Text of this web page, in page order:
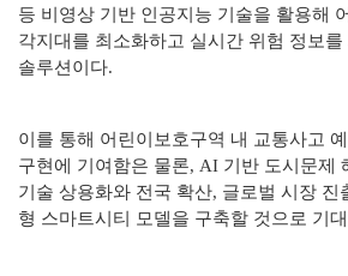
등 비영상 기반 인공지능 기술을 활용해
각지대를 최소화하고 실시간 위험 정보를
솔루션이다.
이를 통해 어린이보호구역 내 교통사고
구현에 기여함은 물론, AI 기반 도시문제
기술 상용화와 전국 확산, 글로벌 시장 진
형 스마트시티 모델을 구축할 것으로 기